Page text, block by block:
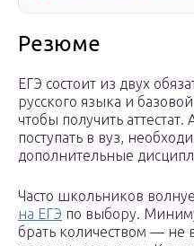
Резюме
ЕГЭ состоит из двух
русского языка и
чтобы получить
поступать в вуз,
дополнительные
Часто школьников
на ЕГЭ по выбору.
брать количеством — не